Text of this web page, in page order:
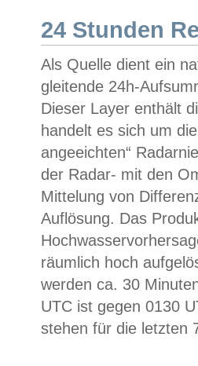
24 Stunden
Als Quelle dient ein
gleitende 24h-
Dieser Layer enthält
handelt es sich um
angeeichten“
der Radar- mit den
Mittelung von
Auflösung. Das
räumlich hoch
werden ca. 30
UTC ist gegen 0130
stehen für die letzten